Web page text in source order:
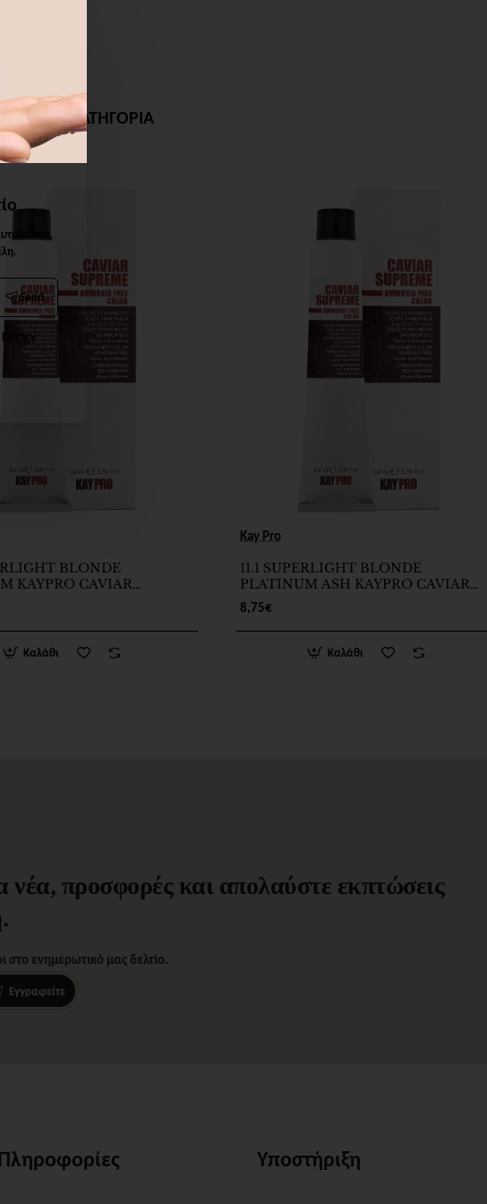
νέα,
Send
Privacy
ΙΔΙΑ ΚΑΤΗΓΟΡΙΑ
BLONDE
KAYPRO CAVIAR
100ml
Καλάθι
Kay Pro
11.1 SUPERLIGHT BLONDE
PLATINUM ASH KAYPRO CAVIAR
SUPREME 100ml
8,75€
Καλάθι
νέα, προσφορές και απολαύστε εκπτώσεις
ενημερωτικό μας δελτίο.
Εγγραφείτε
Υποστήριξη